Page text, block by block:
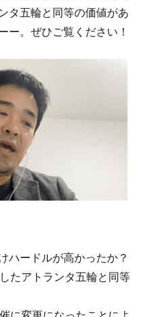
タ五輪と同等の価値があ
ー。ぜひご覧ください！
ハードルが高かったか？
たアトランタ五輪と同等